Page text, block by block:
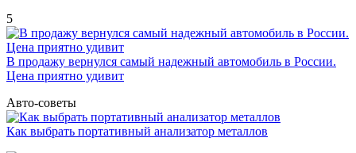
5
В продажу вернулся самый надежный автомобиль в России.
Цена приятно удивит
Авто-советы
Как выбрать портативный анализатор металлов